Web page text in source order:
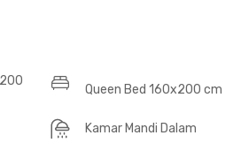
Queen Bed 160x200 cm
Kamar Mandi Dalam